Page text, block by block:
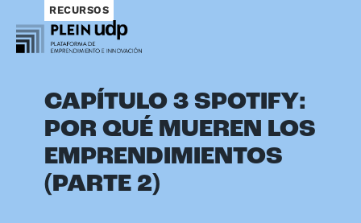
RECURSOS
CAPÍTULO 3 SPOTIFY:
POR QUÉ MUEREN LOS
EMPRENDIMIENTOS
(PARTE 2)